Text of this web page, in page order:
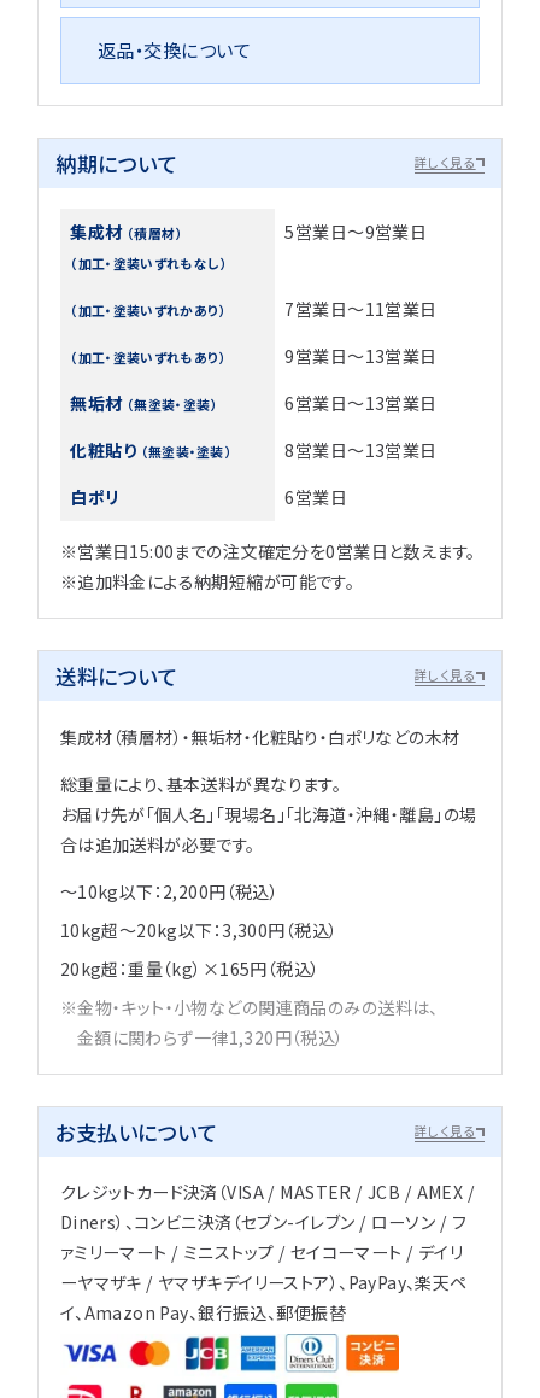
返品・交換について
納期について 詳しく見る
集成材 （積層材）
（加工・塗装いずれもなし）
5営業日～9営業日
（加工・塗装いずれかあり） 7営業日～11営業日
（加工・塗装いずれもあり）
9営業日～13営業日
無垢材 （無塗装・塗装）
6営業日～13営業日
化粧貼り （無塗装・塗装）
8営業日～13営業日
白ポリ
6営業日
※営業日15:00までの注文確定分を0営業日と数えます。
※追加料金による納期短縮が可能です。
送料について 詳しく見る
集成材（積層材）・無垢材・化粧貼り・白ポリなどの木材
総重量により、基本送料が異なります。
お届け先が「個人名」「現場名」「北海道・沖縄・離島」の場
合は追加送料が必要です。
～10kg以下：2,200円（税込）
10kg超～20kg以下：3,300円（税込）
20kg超：重量（kg）×165円（税込）
金物・キット・小物などの関連商品のみの送料は、
金額に関わらず一律1,320円（税込）
お支払いについて 詳しく見る
クレジットカード決済（VISA / MASTER / JCB / AMEX /
Diners）、コンビニ決済（セブン-イレブン / ローソン / フ
ァミリーマート / ミニストップ / セイコーマート / デイリ
ーヤマザキ / ヤマザキデイリーストア）、PayPay、楽天ペ
イ、Amazon Pay、銀行振込、郵便振替